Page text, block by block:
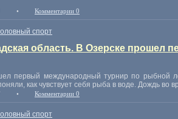
• Комментарии 0
спорт
область. В Озерске
первый международный турнир по рыбной
как чувствует себя рыба в воде. Дождь
• Комментарии 0
спорт